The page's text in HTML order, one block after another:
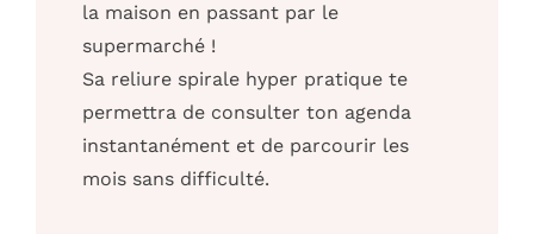
la maison en passant par le
supermarché !
Sa reliure spirale hyper pratique te
permettra de consulter ton agenda
instantanément et de parcourir les
mois sans difficulté.